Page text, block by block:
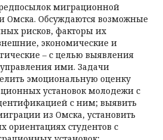
миграционной
Омска. Обсуждаются возможные
рисков, факторы их
экономические и
– с целью выявления
ими. Задачи
эмоциональную оценку
установок молодежи с
с ним; выявить
из Омска, установить
ориентациях студентов с